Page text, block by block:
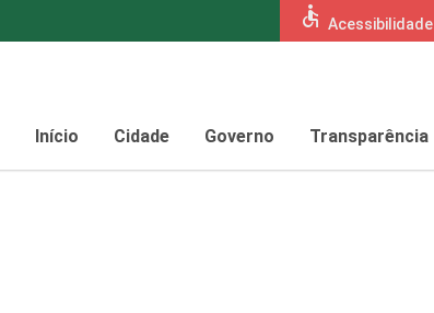
accessible Acessibilidade
Início Cidade Governo Transparência